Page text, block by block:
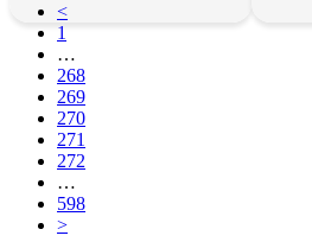
<
1
…
268
269
270
271
272
…
598
>